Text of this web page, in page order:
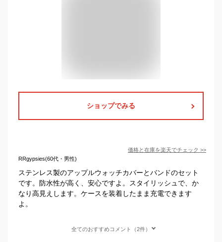
ショップでみる
価格と在庫を楽天でチェック >>
RRgypsies(60代・男性)
ステンレス製のアップルウォッチカバーとバンドのセット
です。防水性が高く、安心ですよ。スタイリッシュで、か
なり高見えします。ケースを装着したまま充電できます
よ。
全てのおすすめコメント（2件）